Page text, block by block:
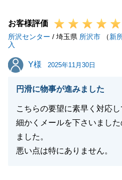
閉じ
お客様評価
所沢センター / 埼玉県 所沢市 （新
入
Y様
Y様 2025年11月30日
円滑に物事が進みました
こちらの要望に素早く対応し
細かくメールを下さいまし
ました。
悪い点は特にありません。